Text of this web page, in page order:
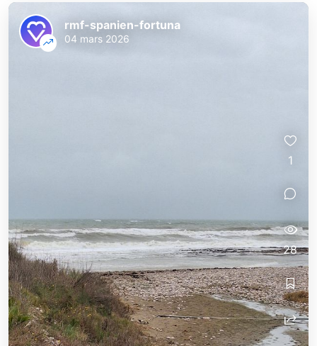
rmf-spanien-fortuna
04 mars 2026
1
28